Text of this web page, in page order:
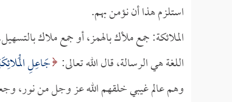
استلزم هذا أن نؤمن بهم.
الملائكة: جمع ملأك بالهمز، أو جمع ملاك
اللغة هي الرسالة، قال الله تعالى: جَاعِلِ
وهم عالم غيبي خلقهم الله عز وجل من نور،